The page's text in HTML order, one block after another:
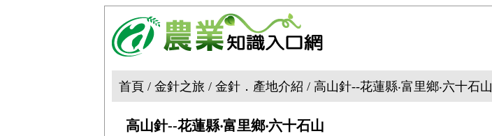
首頁 / 金針之旅 / 金針．產地介紹 / 高山針--花蓮縣‧富里鄉‧六十石山
高山針--花蓮縣‧富里鄉‧六十石山